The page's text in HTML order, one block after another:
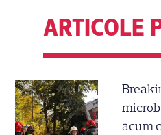
ARTICOLE
acum